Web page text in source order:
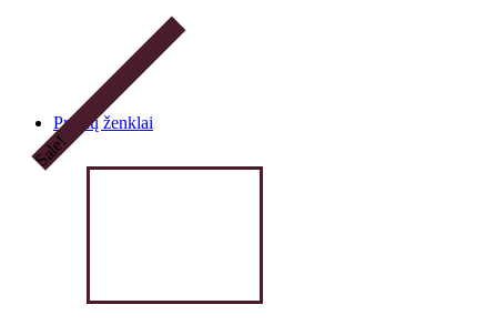
Sale!
Prekių ženklai